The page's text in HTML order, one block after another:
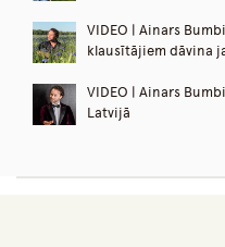
VIDEO | Ainars
klausītājiem dāvina
VIDEO | Ainars
Latvijā